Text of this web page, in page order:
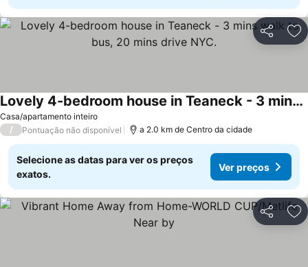
Partilhar
Casa/apartamento inteiro
Lovely 4-bedroom house in Teaneck - 3 mins walk to bus, 20 mins drive NYC.
Ver preços
/ Pontuação não disponível a 2.0 km de Centro da cidade
Selecione as datas para ver os preços
exatos.
Ver preços
Partilhar